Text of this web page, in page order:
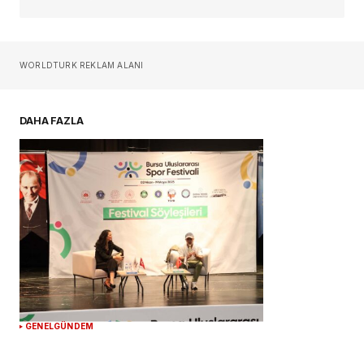
Sizin adınız*
Daha sonraki yorumlarımda kullanılması için
adım, e-posta adresim ve site adresim bu
tarayıcıya kaydedilsin.
YORUM GÖNDER
WORLDTURK REKLAM ALANI
DAHA FAZLA
GENELGÜNDEM